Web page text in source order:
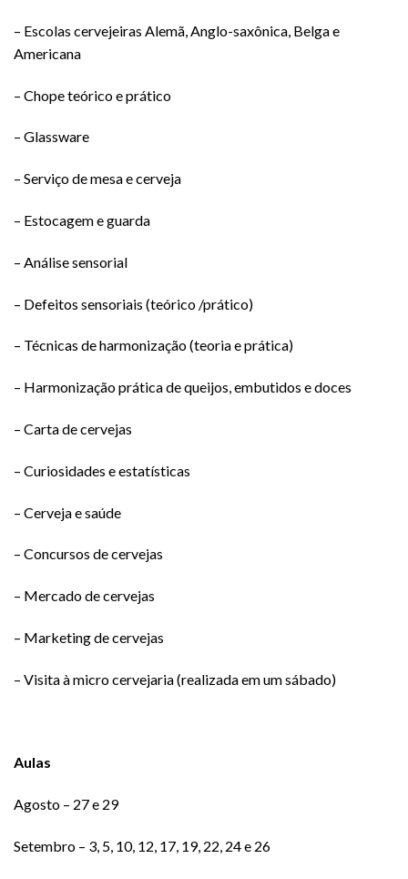
– Escolas cervejeiras Alemã, Anglo-saxônica, Belga e
Americana
– Chope teórico e prático
– Glassware
– Serviço de mesa e cerveja
– Estocagem e guarda
– Análise sensorial
– Defeitos sensoriais (teórico /prático)
– Técnicas de harmonização (teoria e prática)
– Harmonização prática de queijos, embutidos e doces
– Carta de cervejas
– Curiosidades e estatísticas
– Cerveja e saúde
– Concursos de cervejas
– Mercado de cervejas
– Marketing de cervejas
– Visita à micro cervejaria (realizada em um sábado)
Aulas
Agosto – 27 e 29
Setembro – 3, 5, 10, 12, 17, 19, 22, 24 e 26